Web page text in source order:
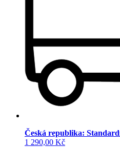
Česká republika:
1 290,00 Kč